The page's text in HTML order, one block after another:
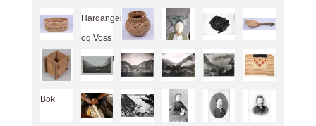
Hardanger
og Voss
Museum
Bok